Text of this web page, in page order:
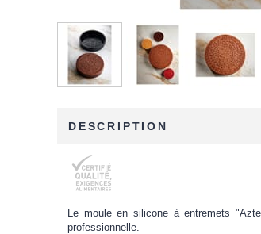
DESCRIPTION
Le moule en silicone à entremets
professionnelle.